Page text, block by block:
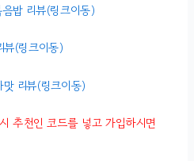
밥 리뷰(링크이동)
뷰(링크이동)
리뷰(링크이동)
추천인 코드를 넣고 가입하시면